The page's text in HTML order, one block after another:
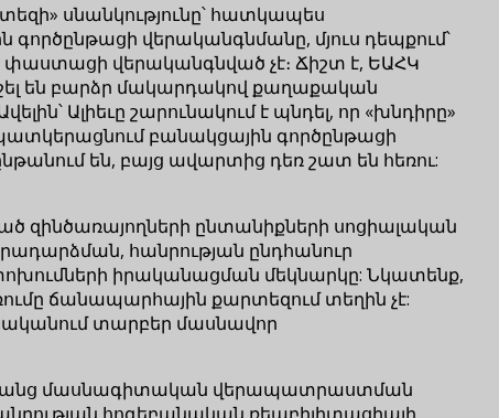
սնանկությունը՝ հատկապես
վերականգնմանը, մյուս դեպքում՝
վերականգնված չէ։ Ճիշտ է, ԵԱՀԿ
են բարձր մակարդակով քաղաքական
Ալիեւը շարունակում է պնդել, որ «խնդիրը»
պատկերացնում բանակցային գործընթացի
են, բայց ավարտից դեռ շատ են հեռու:
զինծառայողների ընտանիքների սոցիալական
հանրության ընդհանուր
իրականացման մեկնարկը: Նկատենք,
ճանապարհային քարտեզում տեղին չէ:
տարբեր մասնավոր
նրանց մասնագիտական վերապատրաստման